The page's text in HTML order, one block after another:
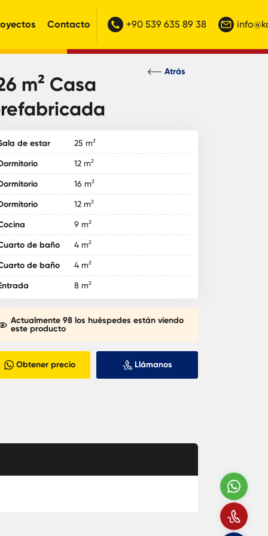
Contacto +90 539 635 89 38
Atrás
m² Casa
de estar 25 m²
12 m²
16 m²
12 m²
9 m²
de baño 4 m²
de baño 4 m²
8 m²
Actualmente 98 los huéspedes están viendo
este producto
Obtener precio Llámanos